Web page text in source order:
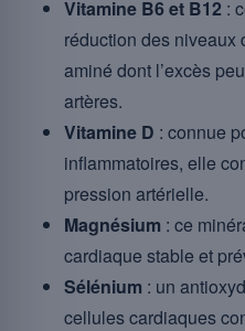
Vitamine B6 et B12 :
réduction des niveaux
aminé dont l’excès
artères.
Vitamine D : connue
inflammatoires, elle
pression artérielle.
Magnésium : ce
cardiaque stable et
Sélénium : un
cellules cardiaques